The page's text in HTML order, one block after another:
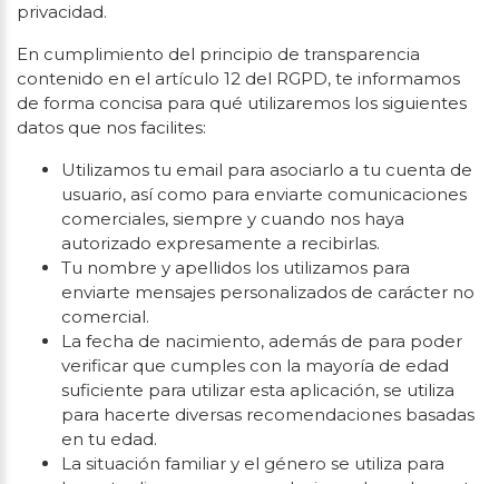
privacidad.
En cumplimiento del principio de transparencia
contenido en el artículo 12 del RGPD, te informamos
de forma concisa para qué utilizaremos los siguientes
datos que nos facilites:
Utilizamos tu email para asociarlo a tu cuenta de
usuario, así como para enviarte comunicaciones
comerciales, siempre y cuando nos haya
autorizado expresamente a recibirlas.
Tu nombre y apellidos los utilizamos para
enviarte mensajes personalizados de carácter no
comercial.
La fecha de nacimiento, además de para poder
verificar que cumples con la mayoría de edad
suficiente para utilizar esta aplicación, se utiliza
para hacerte diversas recomendaciones basadas
en tu edad.
La situación familiar y el género se utiliza para